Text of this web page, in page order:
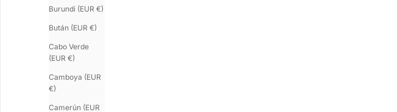
Burundi (EUR €)
Bután (EUR €)
Cabo Verde
(EUR €)
Camboya (EUR
€)
Camerún (EUR